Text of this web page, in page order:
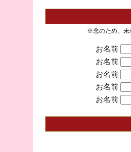
※念のため、未
お名前
お名前
お名前
お名前
お名前